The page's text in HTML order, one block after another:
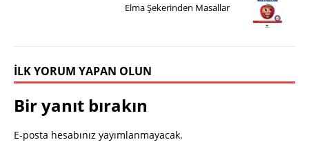
Elma Şekerinden Masallar
İLK YORUM YAPAN OLUN
Bir yanıt bırakın
E-posta hesabınız yayımlanmayacak.